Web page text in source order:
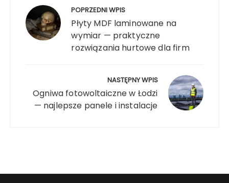
wpisu POPRZEDNI WPIS
Płyty MDF laminowane na
wymiar — praktyczne
rozwiązania hurtowe dla firm
NASTĘPNY WPIS
Ogniwa fotowoltaiczne w Łodzi
— najlepsze panele i instalacje